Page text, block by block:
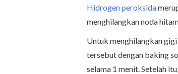
Hidrogen peroksida
menghilangkan noda
Untuk menghilangkan
tersebut dengan baking
selama 1 menit. Setelah